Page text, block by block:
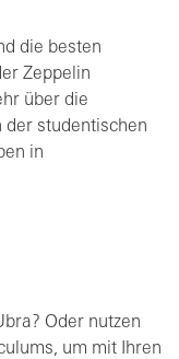
die besten
Zeppelin
über die
studentischen
in
Oder nutzen
um mit Ihren